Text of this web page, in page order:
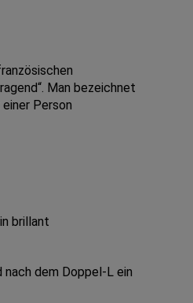
Man bezeichnet
Person
brillant
nach dem Doppel-L ein